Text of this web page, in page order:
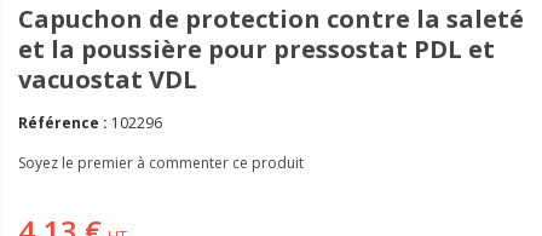
Capuchon de protection contre la saleté
et la poussière pour pressostat PDL et
vacuostat VDL
Référence : 102296
Soyez le premier à commenter ce produit